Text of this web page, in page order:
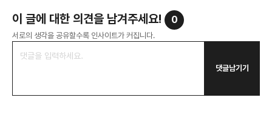
이 글에 대한 의견을 남겨주세요! 0
서로의 생각을 공유할수록 인사이트가 커집니다.
댓글남기기